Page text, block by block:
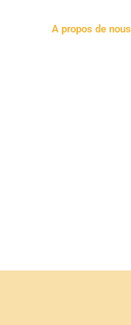
A propos de nous